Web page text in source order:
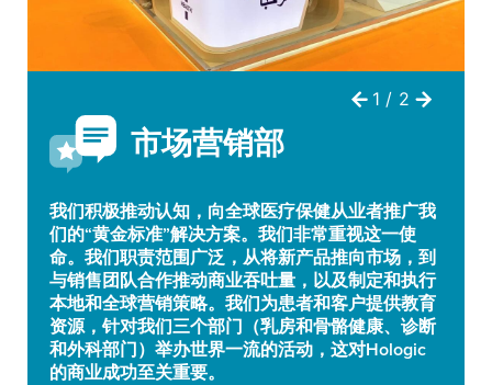
市场营销部
我们积极推动认知，向全球医疗保健从业者推广我
们的“黄金标准”解决方案。我们非常重视这一使
命。我们职责范围广泛，从将新产品推向市场，到
与销售团队合作推动商业吞吐量，以及制定和执行
本地和全球营销策略。我们为患者和客户提供教育
资源，针对我们三个部门（乳房和骨骼健康、诊断
和外科部门）举办世界一流的活动，这对Hologic
的商业成功至关重要。